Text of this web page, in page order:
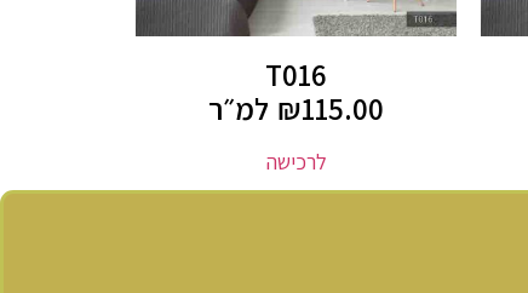
T016
₪115.00 למ״ר
לרכישה